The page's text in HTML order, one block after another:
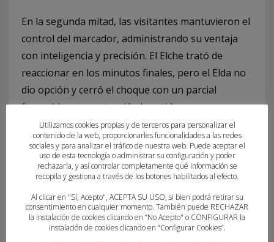
En la segunda mitad, las visitantes mantuvieron el
control del marcador, administrando su ventaja
con inteligencia y precisión. El Elche trató de
reaccionar en los minutos finales, pero el Elda no
dio opción y cerró el choque con un parcial
favorable que sentenció el partido.
Con este resultado, Elda Prestigio suma dos
puntos clave para colocarse en octava posición,
mientras que Atticgo Balonmano Elche se coloca
Granollers.
CBM Elche | Joaquín de Haro
Utilizamos cookies propias y de terceros para personalizar el
contenido de la web, proporcionarles funcionalidades a las redes
sociales y para analizar el tráfico de nuestra web. Puede aceptar el
uso de esta tecnología o administrar su configuración y poder
rechazarla, y así controlar completamente qué información se
recopila y gestiona a través de los botones habilitados al efecto.
Al clicar en "Sí, Acepto", ACEPTA SU USO, si bien podrá retirar su
consentimiento en cualquier momento. También puede RECHAZAR
la instalación de cookies clicando en “No Acepto" o CONFIGURAR la
instalación de cookies clicando en “Configurar Cookies”.